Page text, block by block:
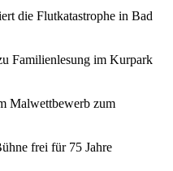
die Flutkatastrophe in Bad
Familienlesung im Kurpark
Malwettbewerb zum
frei für 75 Jahre